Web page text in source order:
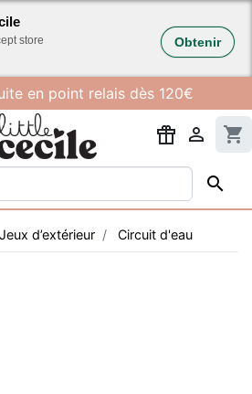
store
Obtenir
en point relais dès 120€
 shopping_cart

Jeux d’extérieur Circuit d'eau